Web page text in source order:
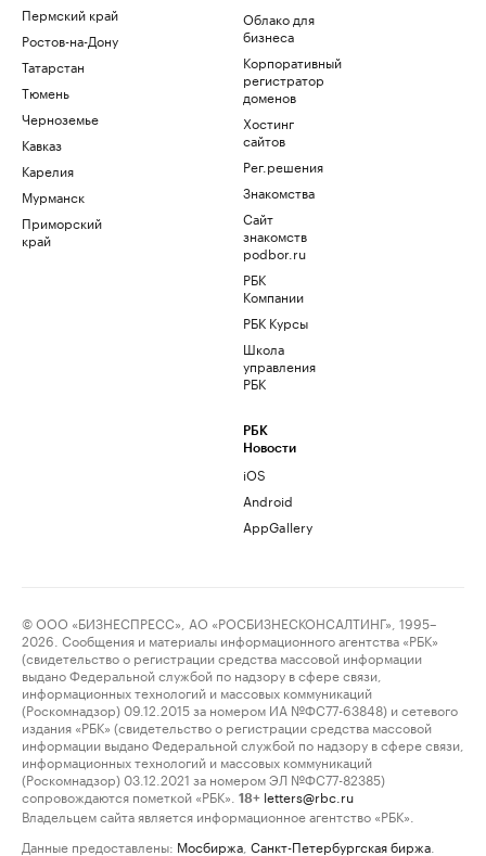
Пермский край
Ростов-на-Дону
Татарстан
Тюмень
Черноземье
Кавказ
Карелия
Мурманск
Приморский
край
Облако для
бизнеса
Корпоративный
регистратор
доменов
Хостинг
сайтов
Рег.решения
Знакомства
Сайт
знакомств
podbor.ru
РБК
Компании
РБК Курсы
Школа
управления
РБК
РБК
Новости
iOS
Android
AppGallery
© ООО «БИЗНЕСПРЕСС», АО «РОСБИЗНЕСКОНСАЛТИНГ», 1995–
2026. Сообщения и материалы информационного агентства «РБК»
(свидетельство о регистрации средства массовой информации
выдано Федеральной службой по надзору в сфере связи,
информационных технологий и массовых коммуникаций
(Роскомнадзор) 09.12.2015 за номером ИА №ФС77-63848) и сетевого
издания «РБК» (свидетельство о регистрации средства массовой
информации выдано Федеральной службой по надзору в сфере связи,
информационных технологий и массовых коммуникаций
(Роскомнадзор) 03.12.2021 за номером ЭЛ №ФС77-82385)
сопровождаются пометкой «РБК».
18+ letters@rbc.ru
Владельцем сайта является информационное агентство «РБК».
Данные предоставлены: Мосбиржа Санкт-Петербургская биржа